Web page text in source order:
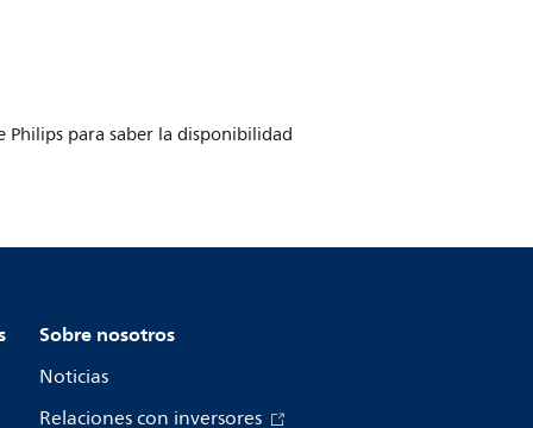
para saber la disponibilidad
Sobre nosotros
Noticias
Relaciones con inversores